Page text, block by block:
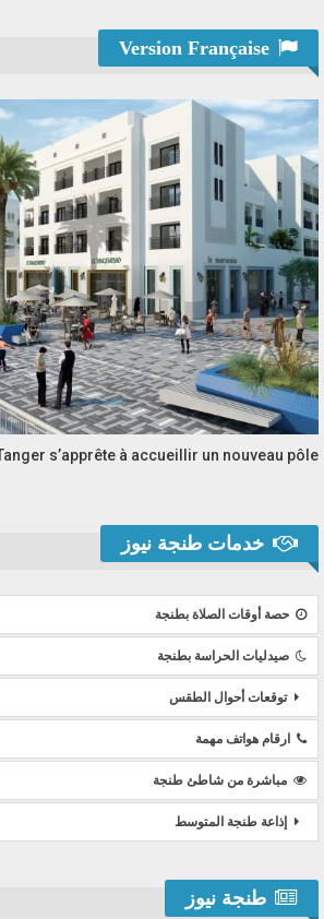
s’apprête à accueillir un nouveau pôle…
خدمات طنجة نيوز
حصة أوقات الصلاة بطنجة
صيدليات الحراسة بطنجة
توقعات أحوال الطقس
ارقام هواتف مهمة
مباشرة من شاطئ طنجة
إذاعة طنجة المتوسط
طنجة نيوز